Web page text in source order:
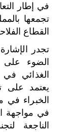
في إطار
تجمعها
القطاع
تجدر
الضوء على
الغذائي
يعتمد على
الخبراء في
في مواجهة
الناجعة